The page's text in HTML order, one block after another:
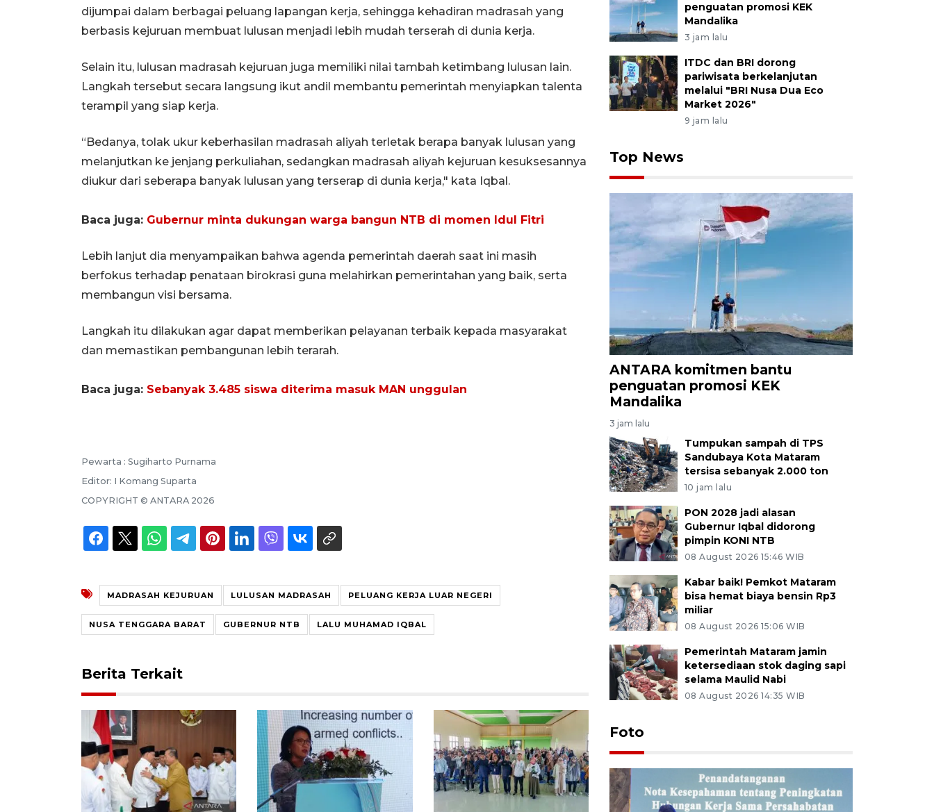
dijumpai dalam berbagai peluang lapangan kerja, sehingga kehadiran madrasah yang
berbasis kejuruan membuat lulusan menjadi lebih mudah terserah di dunia kerja.
Selain itu, lulusan madrasah kejuruan juga memiliki nilai tambah ketimbang lulusan lain.
Langkah tersebut secara langsung ikut andil membantu pemerintah menyiapkan talenta
terampil yang siap kerja.
“Bedanya, tolak ukur keberhasilan madrasah aliyah terletak berapa banyak lulusan yang
melanjutkan ke jenjang perkuliahan, sedangkan madrasah aliyah kejuruan kesuksesannya
diukur dari seberapa banyak lulusan yang terserap di dunia kerja," kata Iqbal.
Baca juga: Gubernur minta dukungan warga bangun NTB di momen Idul Fitri
Lebih lanjut dia menyampaikan bahwa agenda pemerintah daerah saat ini masih
berfokus terhadap penataan birokrasi guna melahirkan pemerintahan yang baik, serta
membangun visi bersama.
Langkah itu dilakukan agar dapat memberikan pelayanan terbaik kepada masyarakat
dan memastikan pembangunan lebih terarah.
Baca juga: Sebanyak 3.485 siswa diterima masuk MAN unggulan
Pewarta : Sugiharto Purnama
Editor: I Komang Suparta
COPYRIGHT © ANTARA 2026
MADRASAH KEJURUAN LULUSAN MADRASAH PELUANG KERJA LUAR NEGERI
NUSA TENGGARA BARAT GUBERNUR NTB LALU MUHAMAD IQBAL
Berita Terkait
penguatan promosi KEK
Mandalika
3 jam lalu
ITDC dan BRI dorong
pariwisata berkelanjutan
melalui "BRI Nusa Dua Eco
Market 2026"
9 jam lalu
Top News
ANTARA komitmen bantu
penguatan promosi KEK
Mandalika
3 jam lalu
Tumpukan sampah di TPS
Sandubaya Kota Mataram
tersisa sebanyak 2.000 ton
10 jam lalu
PON 2028 jadi alasan
Gubernur Iqbal didorong
pimpin KONI NTB
08 August 2026 15:46 WIB
Kabar baik! Pemkot Mataram
bisa hemat biaya bensin Rp3
miliar
08 August 2026 15:06 WIB
Pemerintah Mataram jamin
ketersediaan stok daging sapi
selama Maulid Nabi
08 August 2026 14:35 WIB
Foto